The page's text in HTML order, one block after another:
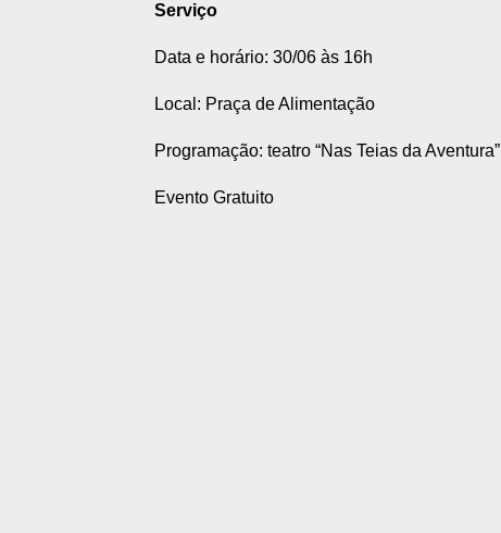
Serviço
Data e horário: 30/06 às 16h
Local: Praça de Alimentação
Programação: teatro “Nas Teias da Aventura”
Evento Gratuito